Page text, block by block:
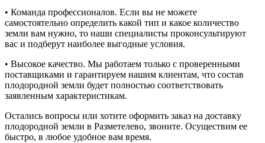
• Команда профессионалов. Если вы не можете
самостоятельно определить какой тип и какое количество
земли вам нужно, то наши специалисты проконсультируют
вас и подберут наиболее выгодные условия.
• Высокое качество. Мы работаем только с проверенными
поставщиками и гарантируем нашим клиентам, что состав
плодородной земли будет полностью соответствовать
заявленным характеристикам.
Остались вопросы или хотите оформить заказ на доставку
плодородной земли в Разметелево, звоните. Осуществим ее
быстро, в любое удобное вам время.